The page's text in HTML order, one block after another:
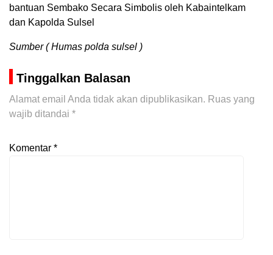
bantuan Sembako Secara Simbolis oleh Kabaintelkam
dan Kapolda Sulsel
Sumber ( Humas polda sulsel )
Tinggalkan Balasan
Alamat email Anda tidak akan dipublikasikan. Ruas yang
wajib ditandai *
Komentar *